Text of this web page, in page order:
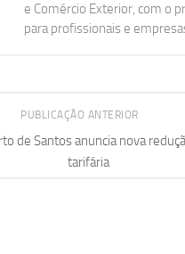
e Comércio Exterior, com o
para profissionais e
PUBLICAÇÃO ANTERIOR
de Santos anuncia nova
tarifária